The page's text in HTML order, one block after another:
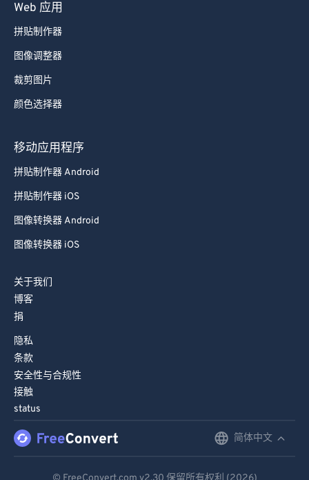
Web 应用
拼贴制作器
图像调整器
裁剪图片
颜色选择器
移动应用程序
拼贴制作器 Android
拼贴制作器 iOS
图像转换器 Android
图像转换器 iOS
关于我们
博客
捐
隐私
条款
安全性与合规性
接触
status
简体中文